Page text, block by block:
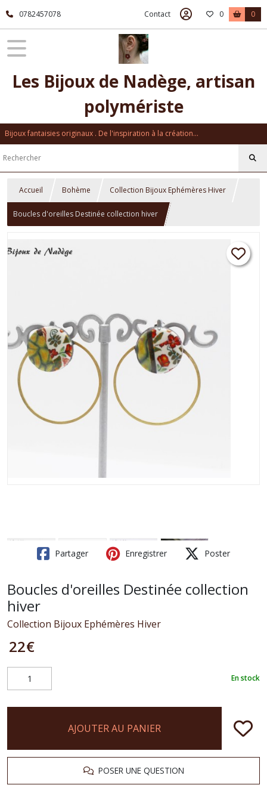
0782457078 Contact 0 0
Les Bijoux de Nadège, artisan
polymériste
Bijoux fantaisies originaux . De l'inspiration à la création...
Accueil Bohème Collection Bijoux Ephémères Hiver
Boucles d'oreilles Destinée collection hiver
Partager Enregistrer Poster
Boucles d'oreilles Destinée collection
hiver
Collection Bijoux Ephémères Hiver
22€
En stock
AJOUTER AU PANIER
POSER UNE QUESTION